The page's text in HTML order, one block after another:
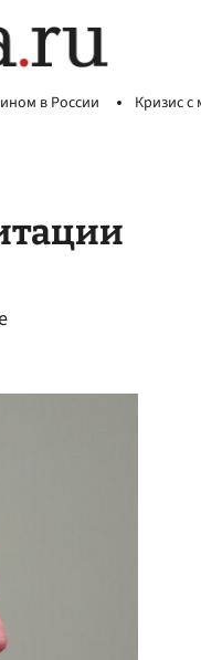
в России Кризис с